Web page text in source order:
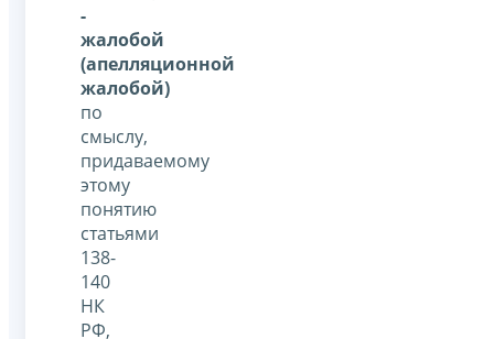
-
жалобой
(апелляционной
жалобой)
по
смыслу,
придаваемому
этому
понятию
статьями
138-
140
НК
РФ,